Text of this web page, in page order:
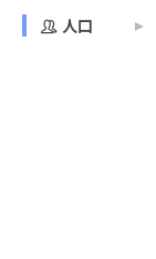
人口